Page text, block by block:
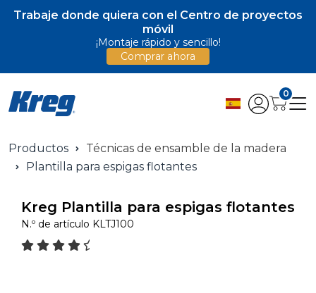
Trabaje donde quiera con el Centro de proyectos
móvil
¡Montaje rápido y sencillo!
Comprar ahora
0
Productos
Técnicas de ensamble de la madera
Plantilla para espigas flotantes
Kreg Plantilla para espigas flotantes
N.º de artículo KLTJ100